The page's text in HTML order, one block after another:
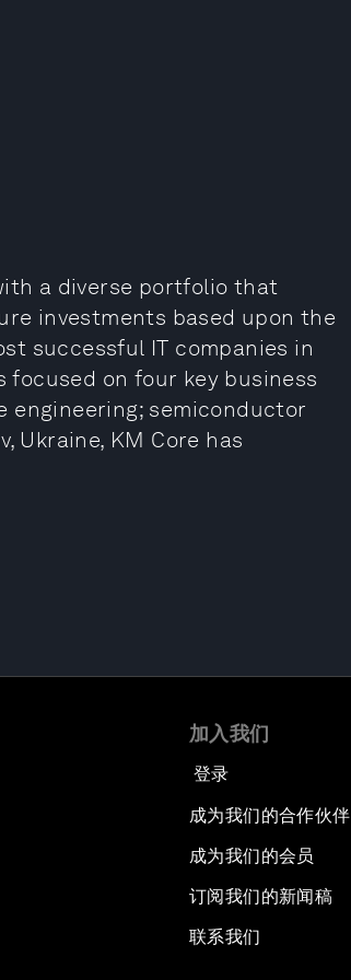
a diverse portfolio that
investments based upon the
successful IT companies in
focused on four key business
engineering; semiconductor
Ukraine, KM Core has
加入我们
登录
成为我们的合作伙伴
成为我们的会员
订阅我们的新闻稿
联系我们